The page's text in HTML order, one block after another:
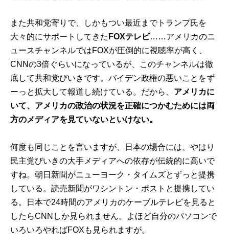
また共和党寄りで、しかもつい最近までトランプ氏を
大々的にサポートしてきた FOXテレビ……アメリカのニ
ュースチャンネルではFOXが圧倒的に視聴率が高く、
CNNの3倍ぐらいになっているが、このチャンネルは徹
底して共和党びいきです。バイデン政権の悪いことをず
ーっと拡大して報道し続けている。だから、 アメリカに
いて、アメリカの政治の状況を正確につかむためには両
方のメディアを見ていないといけない。
何度も同じことを言いますが、日本の場合には、やはり
民主党びいきの大手メディアへの依存が伝統的に高いで
すね。朝日新聞がニューヨーク・タイムズとずっと提携
している。読売新聞がワシントン・ポストと提携してい
る。日本で24時間のアメリカのケーブルテレビを見ると
したらCNNしか見られません。よほど自分のパソコンで
いろいろやればFOXも見られますが。